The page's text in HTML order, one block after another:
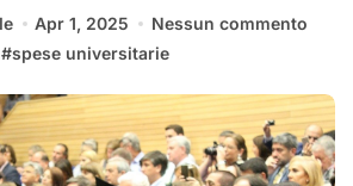
Apr 1, 2025
Nessun commento
#spese universitarie